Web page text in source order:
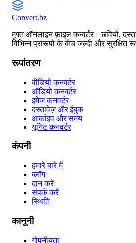
Convert.bz
मुफ्त ऑनलाइन फ़ाइल कन्वर्टर। छवियों,
विभिन्न प्रारूपों के बीच जल्दी और सुरक्षित
रूपांतरण
वीडियो कनवर्टर
ऑडियो कनवर्टर
इमेज कनवर्टर
दस्तावेज़ और ईबुक
आर्काइव और समय
यूनिट कनवर्टर
कंपनी
हमारे बारे में
ब्लॉग
दान करें
संपर्क करें
स्थिति
कानूनी
गोपनीयता